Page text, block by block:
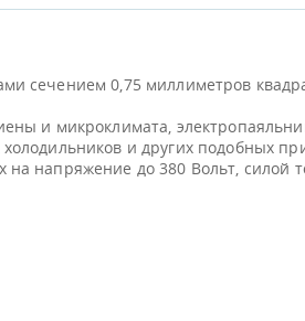
0,75 миллиметров
и микроклимата,
и других подобных
напряжение до 380 Вольт, силой